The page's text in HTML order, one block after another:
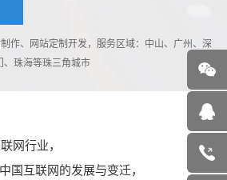
作、网站定制开发，服务区域：中山、广州、深
、珠海等珠三角城市
网行业，
国互联网的发展与变迁，